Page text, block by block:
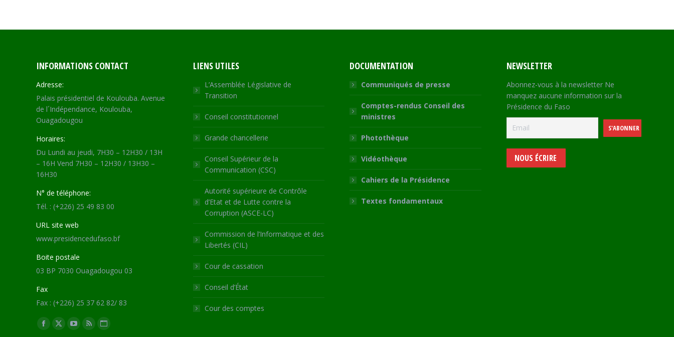
INFORMATIONS CONTACT
Adresse:
Palais présidentiel de Koulouba. Avenue
de l´Indépendance, Koulouba,
Ouagadougou
Horaires:
Du Lundi au jeudi, 7H30 – 12H30 / 13H
– 16H Vend 7H30 – 12H30 / 13H30 –
16H30
N° de téléphone:
Tél. : (+226) 25 49 83 00
URL site web
www.presidencedufaso.bf
Boite postale
03 BP 7030 Ouagadougou 03
Fax
Fax : (+226) 25 37 62 82/ 83
Trouvez nous sur :
Facebook
X YouTube
RSS Site
LIENS UTILES
L’Assemblée Législative de
Transition
Conseil constitutionnel
Grande chancellerie
Conseil Supérieur de la
Communication (CSC)
Autorité supérieure de Contrôle
d’Etat et de Lutte contre la
Corruption (ASCE-LC)
Commission de l’Informatique et des
Libertés (CIL)
Cour de cassation
Conseil d’État
Cour des comptes
DOCUMENTATION
Communiqués de presse
Comptes-rendus Conseil des
ministres
Photothèque
Vidéothèque
Cahiers de la Présidence
Textes fondamentaux
NEWSLETTER
Abonnez-vous à la newsletter Ne
manquez aucune information sur la
Présidence du Faso
NOUS ÉCRIRE